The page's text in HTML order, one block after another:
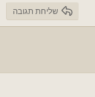
שליחת תגובה